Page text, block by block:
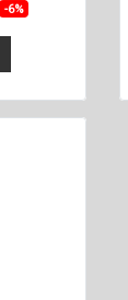
-6%